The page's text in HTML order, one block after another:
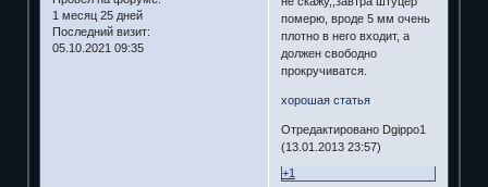
1 месяц 25 дней
Последний визит:
05.10.2021 09:35
померю, вроде 5 мм очень
плотно в него входит, а
должен свободно
прокручиватся.
хорошая статья
Отредактировано Dgippo1
(13.01.2013 23:57)
+1